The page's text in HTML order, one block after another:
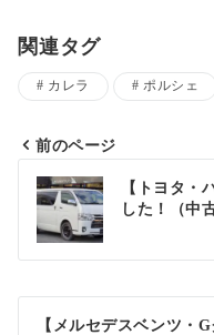
関連タグ
カレラ ポルシェ
投
稿
ナ
ビ
前のページ
【トヨタ・
した！（中
【メルセデスベンツ・